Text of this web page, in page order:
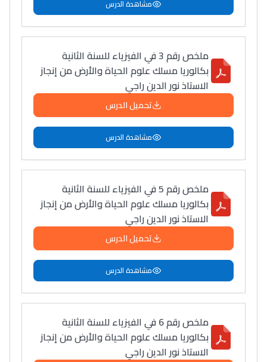
Ki Derti Liha
باش تقدر تساعد الناس
يلقاو التوازن من الدّاخل
ومن الخارج، بشرى
أمسكين بنات مسارها
خطوة بخطوة - مترجم
القراية و الخدمة فمجال
تقويم البصر مع المختصّة
مريم الزواكي
مسار عبد العزيز فتيشي،
المبدع فمجال الديكور و
النحت اللي كيحلم يحيي
سقطت فالباك و سنة
2011 بدّلاتني بزّاف، مسار
إلياس أريدال، إطار
فمنظّمة دولية
مهنة التّرجمة، العمل
التّطوّعي، التّشبيك و
مشاهدة الدرس
ملخص رقم 3 في الفيزياء للسنة الثانية
بكالوريا مسلك علوم الحياة والأرض من إنجاز
الاستاذ نور الدين راجي
تحميل الدرس
مشاهدة الدرس
ملخص رقم 5 في الفيزياء للسنة الثانية
بكالوريا مسلك علوم الحياة والأرض من إنجاز
الاستاذ نور الدين راجي
تحميل الدرس
مشاهدة الدرس
ملخص رقم 6 في الفيزياء للسنة الثانية
بكالوريا مسلك علوم الحياة والأرض من إنجاز
الاستاذ نور الدين راجي